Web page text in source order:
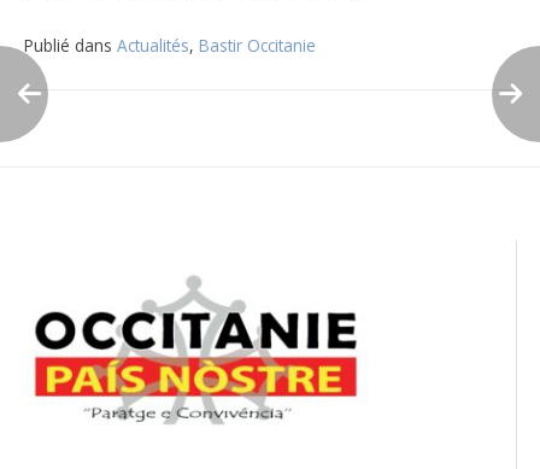
Publié dans Actualités, Bastir Occitanie
Navigation
de